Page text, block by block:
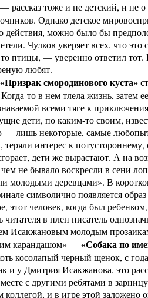
— рассказ тоже и не детский, и не
Однако детское
действия, можно было бы
Чулков уверяет всех, что это
птицы, — уверенно ответил
любят.
смородинового куста»
то в нем тлела жизнь, затем
всеми тяге к
дети, по каким-то своим,
— лишь некоторые, самые
теряли интерес к
дети же вырастают. А на
не бывало воскресли в сени
молодыми деревцами». В
символично появляется образ
этот человек, когда был
в плен писатель
Исакжановым молодым
карандашом» —«Собака по
косолапый черный щенок, с
и у Дмитрия Исакжанова, это
с другими ребятами в
и в игре этой заложено